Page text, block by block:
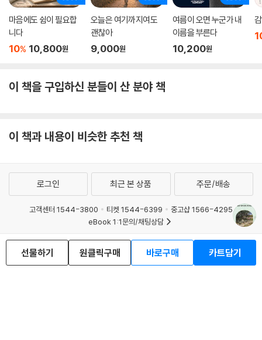
마음에도 쉼이 필요합
니다
10% 10,800원
오늘은 여기까지여도
괜찮아
9,000원
여름이 오면 누군가 내
이름을 부른다
10,200원
이 책을 구입하신 분들이 산 분야 책
이 책과 내용이 비슷한 추천 책
선물하기 원클릭구매 바로구매 카트담기
로그인 최근 본 상품 주문/배송
고객센터 1544-3800 티켓 1544-6399
중고샵 1566-4295
eBook 1:1문의/채팅상담
예스이십사(주) 사업자 정보
이용약관
개인정보처리방침
청소년보호정책
PC버전
회사소개
거래처관계자께